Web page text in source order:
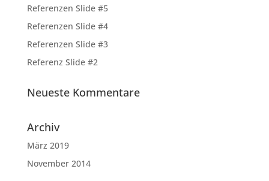
Referenzen Slide #5
Referenzen Slide #4
Referenzen Slide #3
Referenz Slide #2
Neueste Kommentare
Archiv
März 2019
November 2014